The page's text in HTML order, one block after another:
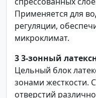
Применяется для
регуляции,
микроклимат.
33-зонный
Цельный блок
зонами жесткости.
отверстий